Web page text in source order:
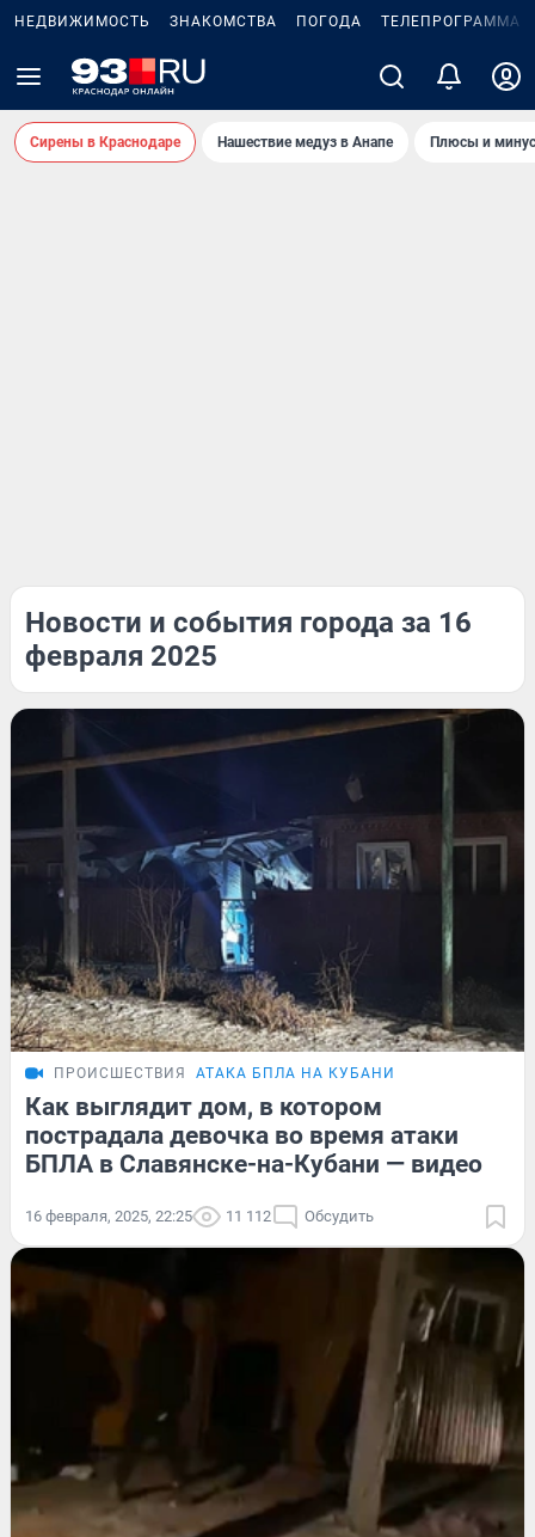
НЕДВИЖИМОСТЬ ЗНАКОМСТВА ПОГОДА ТЕЛЕПРОГРАММА
Сирены в Краснодаре Нашествие медуз в Анапе Плюсы и
Новости и события города за 16
февраля 2025
ПРОИСШЕСТВИЯ АТАКА БПЛА НА КУБАНИ
Как выглядит дом, в котором
пострадала девочка во время атаки
БПЛА в Славянске-на-Кубани — видео
16 февраля, 2025, 22:25 11 112 Обсудить